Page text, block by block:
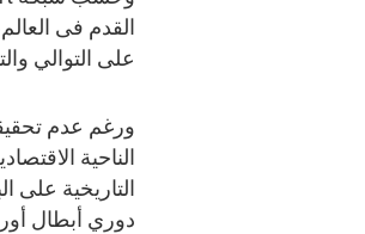
على التوالي
ورغم عدم
دوري أبطال